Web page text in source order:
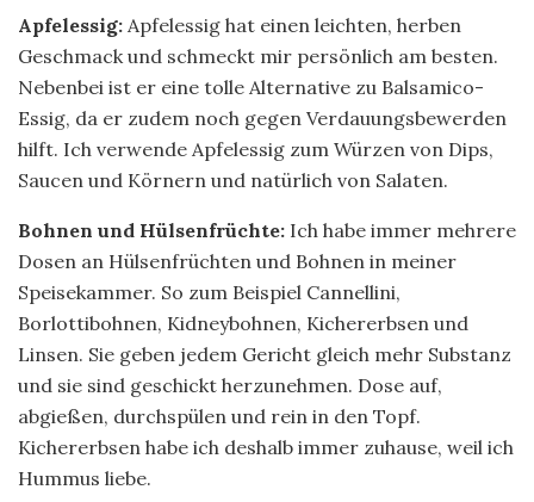
Apfelessig: Apfelessig hat einen leichten, herben
Geschmack und schmeckt mir persönlich am besten.
Nebenbei ist er eine tolle Alternative zu Balsamico-
Essig, da er zudem noch gegen Verdauungsbewerden
hilft. Ich verwende Apfelessig zum Würzen von Dips,
Saucen und Körnern und natürlich von Salaten.
Bohnen und Hülsenfrüchte: Ich habe immer mehrere
Dosen an Hülsenfrüchten und Bohnen in meiner
Speisekammer. So zum Beispiel Cannellini,
Borlottibohnen, Kidneybohnen, Kichererbsen und
Linsen. Sie geben jedem Gericht gleich mehr Substanz
und sie sind geschickt herzunehmen. Dose auf,
abgießen, durchspülen und rein in den Topf.
Kichererbsen habe ich deshalb immer zuhause, weil ich
Hummus liebe.